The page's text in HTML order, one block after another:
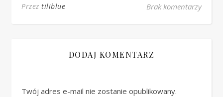
Przez tiliblue Brak komentarzy
DODAJ KOMENTARZ
Twój adres e-mail nie zostanie opublikowany.